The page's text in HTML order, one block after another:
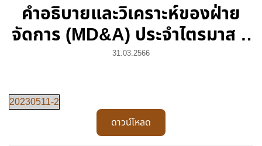
คำอธิบายและวิเคราะห์ของฝ่าย
จัดการ (MD&A) ประจำไตรมาส 1
ปี 2566
31.03.2566
20230511-2
ดาวน์โหลด